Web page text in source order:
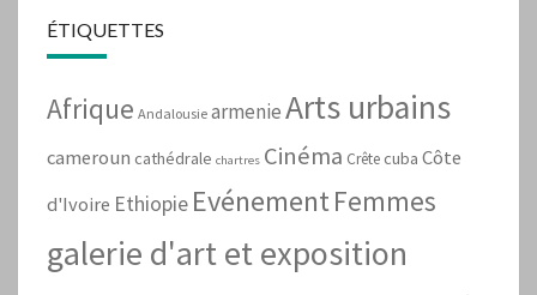
ÉTIQUETTES
Afrique Andalousie armenieArts urbains
cameroun cathédrale chartres Cinéma Crêtecuba Côte
d'Ivoire Ethiopie EvénementFemmes
galerie d'art et exposition